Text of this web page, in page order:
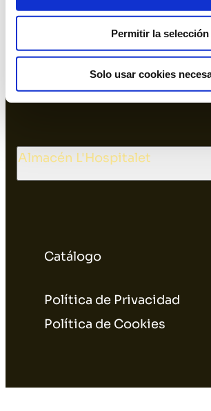
Permitir la selección
Solo usar cookies
Catálogo
Política de Privacidad
Política de Cookies
Oficina y Showroom Barcelona
Almacén L'Hospitalet